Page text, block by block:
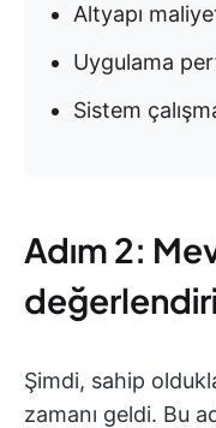
Altyapı
Uygulama
Sistem
Adım 2:
Şimdi, sahip
zamanı geldi. Bu